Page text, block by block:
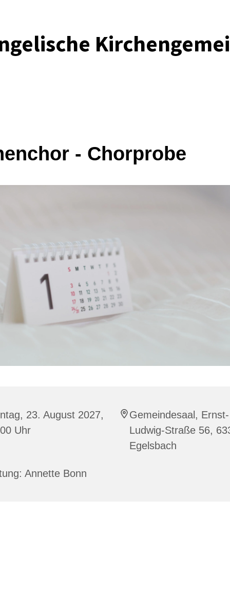
- Chorprobe
23. August 2027,
Uhr
Gemeindesaal, Ernst-
Ludwig-Straße 56,
Egelsbach
Annette Bonn